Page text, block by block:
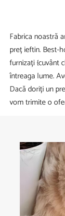
Fabrica noastră
preț ieftin. Best-
furnizați {cuvânt
întreaga lume.
Dacă doriți un
vom trimite o